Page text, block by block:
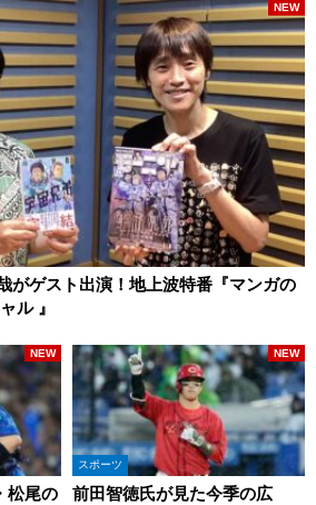
がゲスト出演！地上波特番『マンガの
ル 』
NEW
松尾の
NEW
スポーツ
前田智徳氏が見た今季の広
NEW